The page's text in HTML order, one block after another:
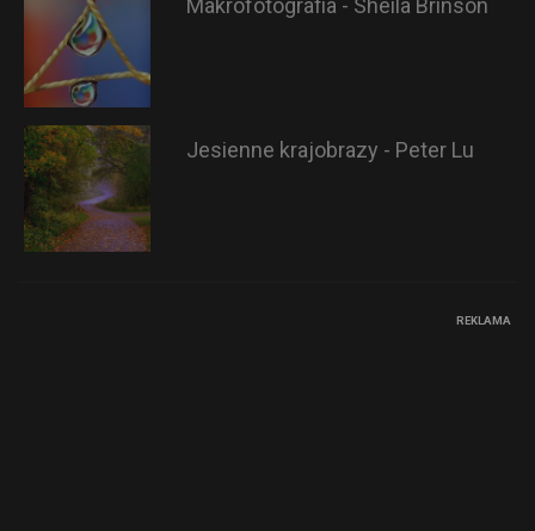
Jesienne krajobrazy - Peter Lu
REKLAMA